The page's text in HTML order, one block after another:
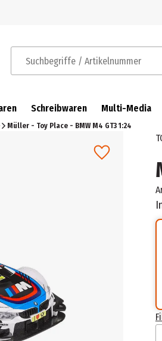
Suchbegriffe / Artikelnummer
Schreibwaren Multi-Media
Müller - Toy Place - BMW M4 GT3 1:24